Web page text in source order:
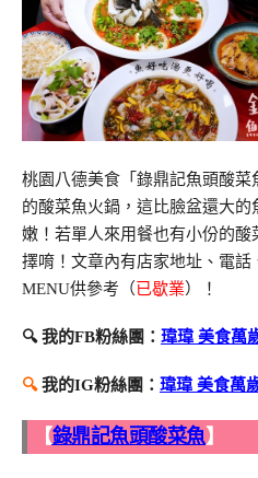
桃園八德美食「錄鼎記魚頭酸
的酸菜魚火鍋，這比臉盆還大
嫩！若單人來用餐也有小份的
擇唷！文章內有店家地址、電
MENU供參考（已歇業）！
🔍 我的FB粉絲團： 瑋瑋 美食萬
🔍我的IG粉絲團： 瑋瑋 美食萬
【錄鼎記魚頭酸菜魚】